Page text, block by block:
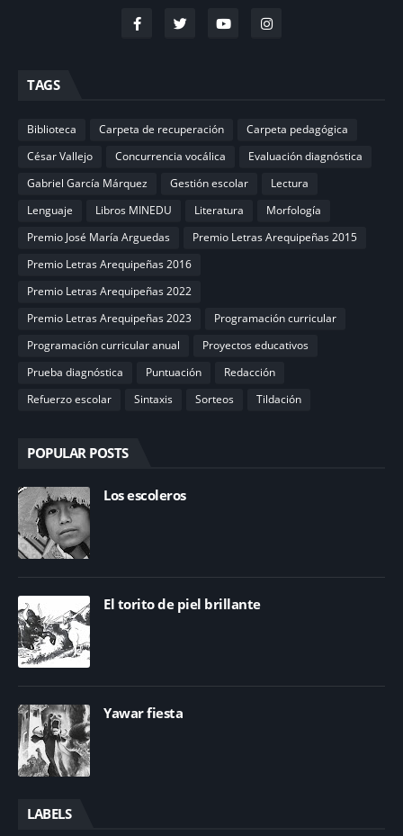
TAGS
Biblioteca Carpeta de recuperación
Carpeta pedagógica
César Vallejo
Concurrencia vocálica
Evaluación diagnóstica
Gabriel García Márquez
Gestión escolar
Lectura
Lenguaje
Libros MINEDU Literatura
Morfología
Premio José María Arguedas
Premio Letras Arequipeñas 2015
Premio Letras Arequipeñas 2016
Premio Letras Arequipeñas 2022
Premio Letras Arequipeñas 2023
Programación curricular
Programación curricular anual
Proyectos educativos
Prueba diagnóstica
Puntuación
Redacción
Refuerzo escolar
Sintaxis Sorteos Tildación
POPULAR POSTS
Los escoleros
El torito de piel brillante
Yawar fiesta
LABELS